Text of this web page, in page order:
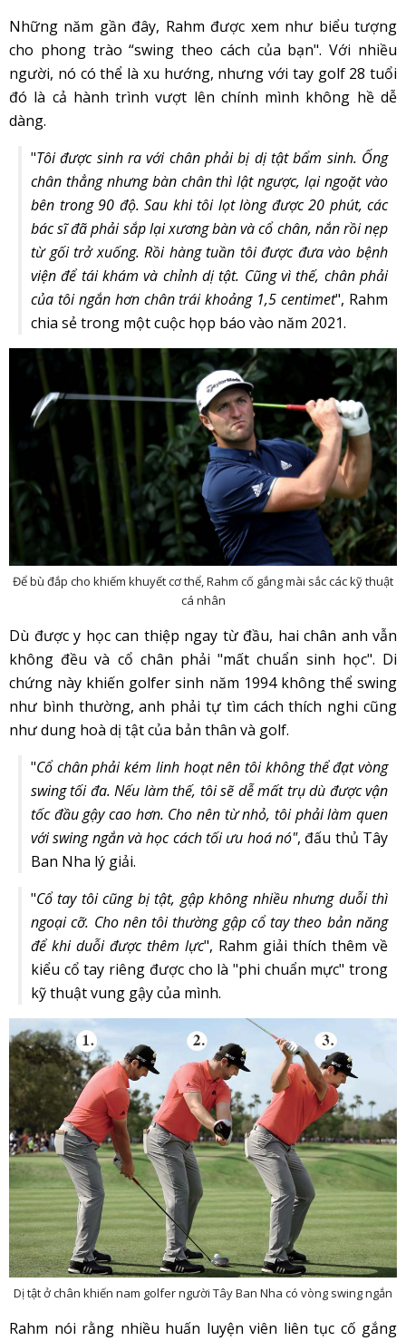
Những năm gần đây, Rahm được xem như biểu tượng
cho phong trào “swing theo cách của bạn". Với nhiều
người, nó có thể là xu hướng, nhưng với tay golf 28 tuổi
đó là cả hành trình vượt lên chính mình không hề dễ
dàng.
"Tôi được sinh ra với chân phải bị dị tật bẩm sinh. Ống
chân thẳng nhưng bàn chân thì lật ngược, lại ngoặt vào
bên trong 90 độ. Sau khi tôi lọt lòng được 20 phút, các
bác sĩ đã phải sắp lại xương bàn và cổ chân, nắn rồi nẹp
từ gối trở xuống. Rồi hàng tuần tôi được đưa vào bệnh
viện để tái khám và chỉnh dị tật. Cũng vì thế, chân phải
của tôi ngắn hơn chân trái khoảng 1,5 centimet", Rahm
chia sẻ trong một cuộc họp báo vào năm 2021.
Để bù đắp cho khiếm khuyết cơ thể, Rahm cố gắng mài sắc các kỹ thuật
cá nhân
Dù được y học can thiệp ngay từ đầu, hai chân anh vẫn
không đều và cổ chân phải "mất chuẩn sinh học". Di
chứng này khiến golfer sinh năm 1994 không thể swing
như bình thường, anh phải tự tìm cách thích nghi cũng
như dung hoà dị tật của bản thân và golf.
"Cổ chân phải kém linh hoạt nên tôi không thể đạt vòng
swing tối đa. Nếu làm thế, tôi sẽ dễ mất trụ dù được vận
tốc đầu gậy cao hơn. Cho nên từ nhỏ, tôi phải làm quen
với swing ngắn và học cách tối ưu hoá nó", đấu thủ Tây
Ban Nha lý giải.
"Cổ tay tôi cũng bị tật, gập không nhiều nhưng duỗi thì
ngoại cỡ. Cho nên tôi thường gập cổ tay theo bản năng
để khi duỗi được thêm lực", Rahm giải thích thêm về
kiểu cổ tay riêng được cho là "phi chuẩn mực" trong
kỹ thuật vung gậy của mình.
Dị tật ở chân khiến nam golfer người Tây Ban Nha có vòng swing ngắn
Rahm nói rằng nhiều huấn luyện viên liên tục cố gắng